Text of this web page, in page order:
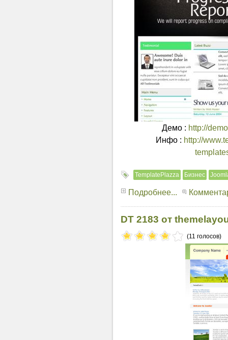
Демо : http://
Инфо : http://
TemplatePlazza Бизнес
Подробнее...
DT 2183 от
(11 голосов)